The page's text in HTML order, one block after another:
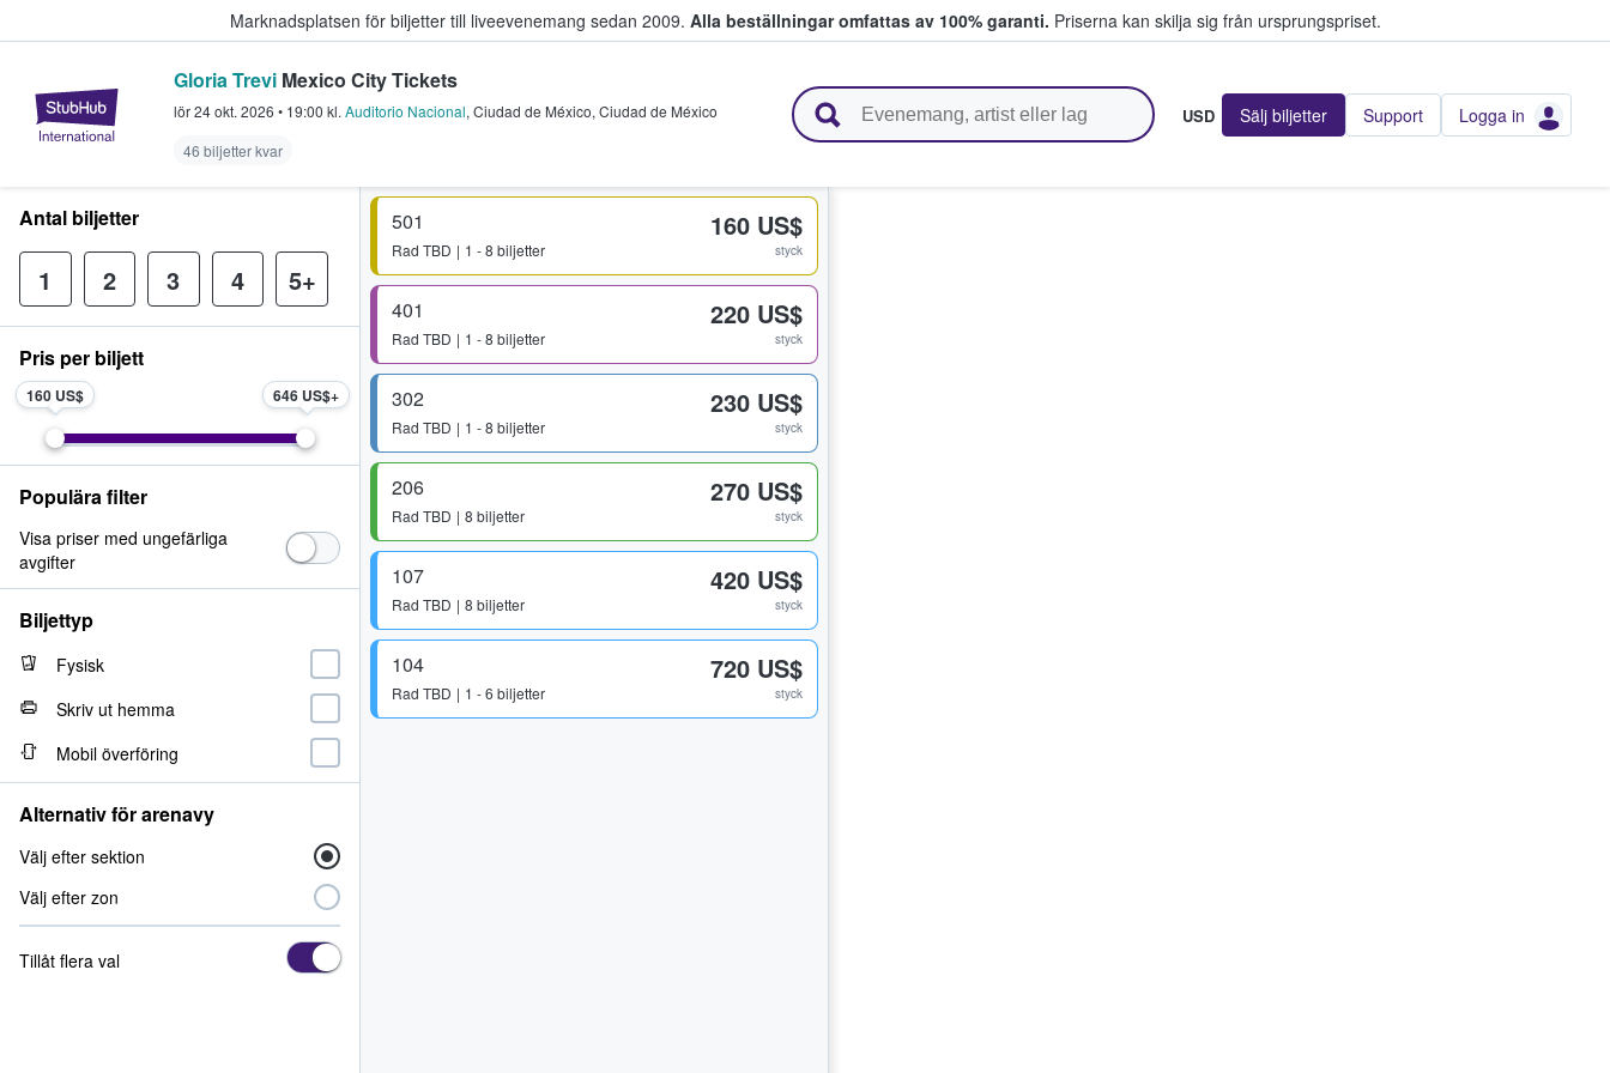
Marknadsplatsen för biljetter till liveevenemang sedan 2009. Alla beställningar omfattas av 100% garanti. Priserna kan skilja sig från ursprungspriset.
StubHub – där fans köper och säljer biljetter.
Gloria Trevi Mexico City Tickets
lör 24 okt. 2026 • 19:00 kl. Auditorio Nacional, Ciudad de México, Ciudad de México
46 biljetter kvar
USD Sälj biljetter Support Logga in
501
Rad TBD 1 - 8 biljetter
160 US$
styck
401
Rad TBD 1 - 8 biljetter
220 US$
styck
302
Rad TBD 1 - 8 biljetter
230 US$
styck
206
Rad TBD 8 biljetter
270 US$
styck
107
Rad TBD 8 biljetter
420 US$
styck
104
Rad TBD 1 - 6 biljetter
720 US$
styck
Antal biljetter
1 2 3 4 5+
Pris per biljett
160 US$ 646 US$
Populära filter
Visa priser med ungefärliga
avgifter
Biljettyp
Fysisk
Skriv ut hemma
Mobil överföring
Alternativ för arenavy
Välj efter sektion
Välj efter zon
Tillåt flera val